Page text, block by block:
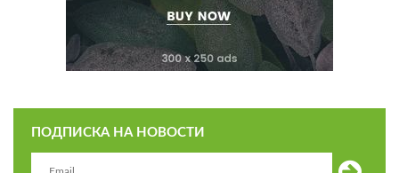
ПОДПИСКА НА НОВОСТИ